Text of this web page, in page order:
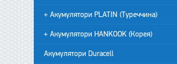
+ Акумулятори PLATIN (Туреччина)
+ Акумулятори HANKOOK (Корея)
Акумулятори Duracell